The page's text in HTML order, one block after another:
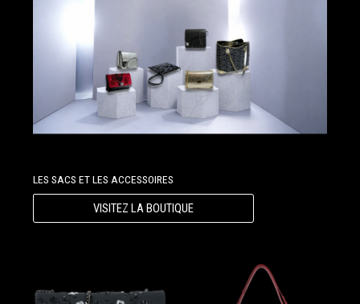
LES SACS ET LES ACCESSOIRES
VISITEZ LA BOUTIQUE